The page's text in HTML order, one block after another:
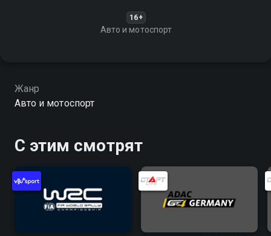
16+
Авто и мотоспорт
Жанр
Авто и мотоспорт
С этим смотрят